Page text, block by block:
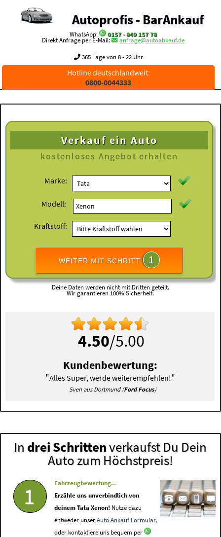
Autoprofis - BarAnkauf
WhatsApp:
0157 - 849 157 78
Direkt Anfrage per E-Mail:
anfrage@autoabkauf.de
365 Tage von 8 - 22 Uhr
Hotline deutschlandweit:
0800-0044333
Verkauf ein Auto
kostenloses Angebot erhalten
Marke:
Modell:
Kraftstoff:
WEITER MIT SCHRITT 1
Deine Daten werden nicht mit Dritten geteilt.
Wir garantieren 100% Sicherheit.
4.50/5.00
Kundenbewertung:
"Alles Super, werde weiterempfehlen!"
Sven aus Dortmund (Ford Focus)
In drei Schrittenverkaufst Du Dein
Auto zum Höchstpreis!
1
Fahrzeugbewertung...
Erzähle uns unverbindlich von
deinem Tata Xenon! Nutze dazu
entweder unserAuto Ankauf Formular,
oder kontaktiere uns bequem per